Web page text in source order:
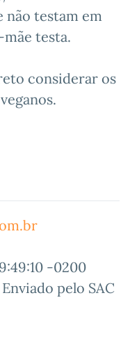
testam em
testa.
considerar os
-0200
pelo SAC